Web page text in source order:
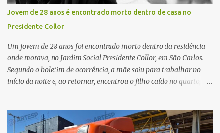
aeroporto, de onde a aeronave da FAB seguiu com o órgão para
coordenada pela Comissão Intra-Hospitalar de Doação de Órgãos
e Tecidos para Transplantes (CIHDOTT) da Santa Ca...
Jovem de 28 anos é encontrado morto dentro de casa no
Presidente Collor
Um jovem de 28 anos foi encontrado morto dentro da residência
onde morava, no Jardim Social Presidente Collor, em São Carlos.
Segundo o boletim de ocorrência, a mãe saiu para trabalhar no
início da noite e, ao retornar, encontrou o filho caído no quarto,
jovem apresentava problemas de saúde. Fonte: São Carlos Agora